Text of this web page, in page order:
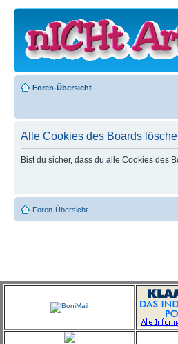
Foren-Übersicht
Alle Cookies des Boards
Bist du sicher, dass du alle Cookies des
Foren-Übersicht